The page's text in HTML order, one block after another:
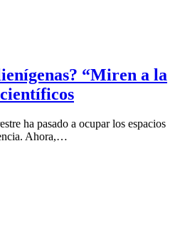
“Miren a la
ha pasado a ocupar los espacios
Ahora,…